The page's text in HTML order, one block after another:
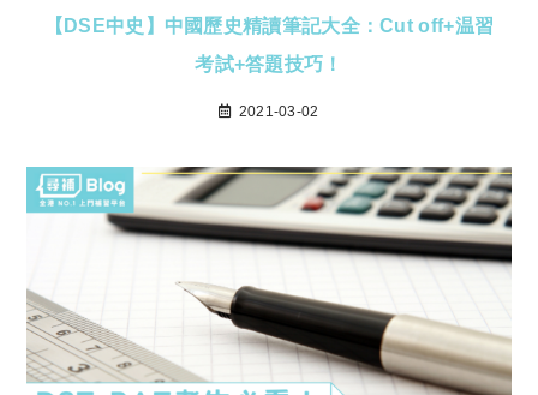
【DSE中史】中國歷史精讀筆記大全：Cut off+温習
考試+答題技巧！
2021-03-02